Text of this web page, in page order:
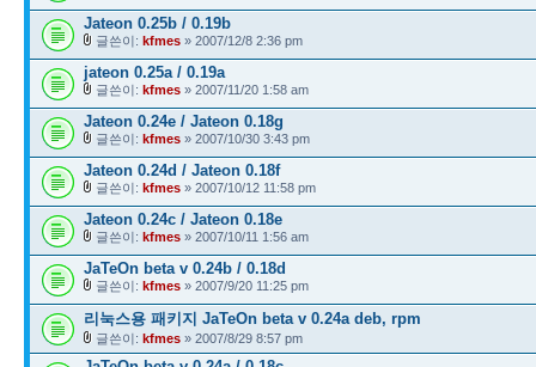
Jateon 0.25b / 0.19b
글쓴이: kfmes » 2007/12/8 2:36 pm
jateon 0.25a / 0.19a
글쓴이: kfmes » 2007/11/20 1:58 am
Jateon 0.24e / Jateon 0.18g
글쓴이: kfmes » 2007/10/30 3:43 pm
Jateon 0.24d / Jateon 0.18f
글쓴이: kfmes » 2007/10/12 11:58 pm
Jateon 0.24c / Jateon 0.18e
글쓴이: kfmes » 2007/10/11 1:56 am
JaTeOn beta v 0.24b / 0.18d
글쓴이: kfmes » 2007/9/20 11:25 pm
리눅스용 패키지 JaTeOn beta v 0.24a deb, rpm
글쓴이: kfmes » 2007/8/29 8:57 pm